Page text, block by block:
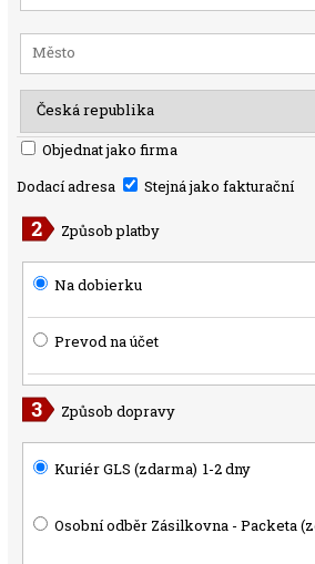
Objednat jako firma
Dodací adresa
Stejná jako fakturační
Způsob platby
Na dobierku
Prevod na účet
Způsob dopravy
Kuriér GLS (zdarma) 1-2 dny
Osobní odběr Zásilkovna - Packeta